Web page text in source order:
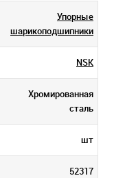
Упорные
шарикоподшипники
NSK
Хромированная
сталь
шт
52317